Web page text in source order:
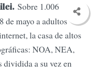
Sobre 1.006
de mayo a adultos
la casa de altos
NOA, NEA,
dividida a su vez en